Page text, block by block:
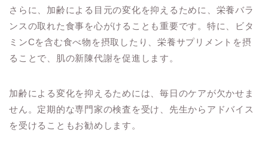
さらに、加齢による目元の変化を抑えるために、栄養バラ
ンスの取れた食事を心がけることも重要です。特に、ビタ
ミンCを含む食べ物を摂取したり、栄養サプリメントを摂
ることで、肌の新陳代謝を促進します。
加齢による変化を抑えるためには、毎日のケアが欠かせま
せん。定期的な専門家の検査を受け、先生からアドバイス
を受けることもお勧めします。